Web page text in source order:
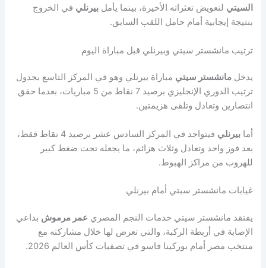
السيتي لتعويض تعثراته الأخيرة، بينما يأملبيرنلي في الخروج
بنتيجة إيجابية أمام حامل اللقب السابق.
ترتيب مانشستر سيتي وبيرنلي قبل مباراة اليوم
يدخلمانشستر سيتي مباراة بيرنلي وهو في المركز التاسع بجدول
ترتيب الدوري الإنجليزي برصيد 7 نقاط من 5 مباريات، بعدما حقق
انتصارين وتعادل وتلقى هزيمتين.
أمابيرنلي
فيتواجد في المركز السادس عشر برصيد 4 نقاط فقط،
بعد فوز واحد وتعادل وثلاث هزائم، ما يجعله تحت ضغط كبير
للهروب من مراكز الهبوط.
غيابات مانشستر سيتي أمام بيرنلي
يفتقد مانشستر سيتي خدمات النجم المصري عمر مرموش بداعي
الإصابة في أربطة الركبة، والتي تعرض لها خلال مشاركته مع
منتخب مصر أمام بوركينا فاسو في تصفيات كأس العالم 2026.